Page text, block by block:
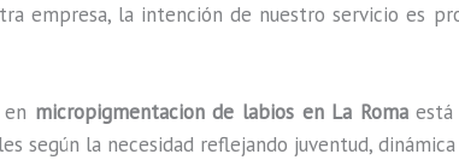
empresa, la intención de nuestro servicio es
micropigmentacion de labios en La Romaestá
según la necesidad reflejando juventud,